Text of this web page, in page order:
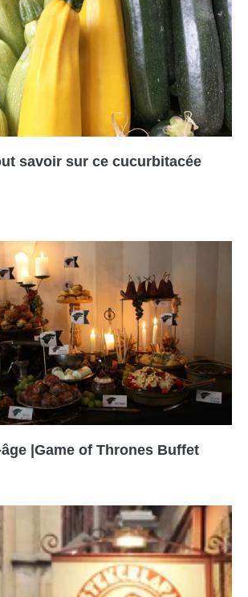
savoir sur ce cucurbitacée
|Game of Thrones Buffet